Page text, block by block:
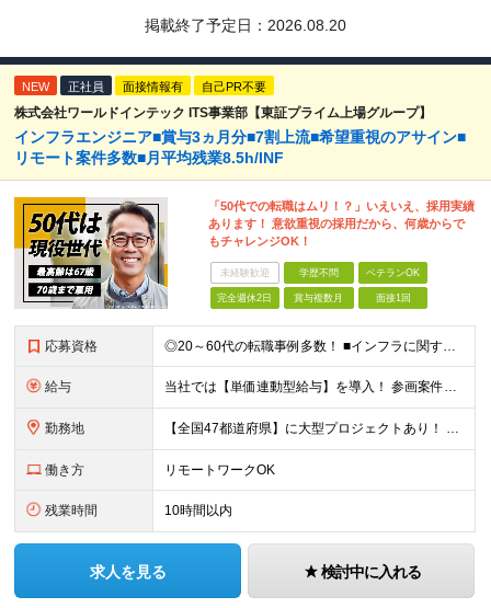
掲載終了予定日： 2026.08.20
NEW 正社員 面接情報有 自己PR不要
株式会社ワールドインテック ITS事業部【東証プライム上場グループ】
インフラエンジニア■賞与3ヵ月分■7割上流■希望重視のアサイン■
リモート案件多数■月平均残業8.5h/INF
「50代での転職はムリ！？」いえいえ、採用実績
あります！ 意欲重視の採用だから、何歳からで
もチャレンジOK！
未経験歓迎 学歴不問 ベテランOK
完全週休2日 賞与複数月 面接1回
応募資格 ◎20～60代の転職事例多数！ ■インフラに関する何らかのご経験 ■学歴不問/転職回数は一切不問！
給与 当社では【単価連動型給与】を導入！ 参画案件の契約単価に連動して給与が決定。 還元率は単価の【70％～80％】と東証プライム上場グループとして高水準です！（社会保険料・教育コスト含む） ■関東：月給
勤務地 【全国47都道府県】に大型プロジェクトあり！ 主要勤務地： 北海道/宮城県/栃木県/埼玉県/千葉県/東京都/神奈川県/愛知県/大阪府/京都府/兵庫県/広島県/福岡県/熊本県 ※勤務エリアは、あなたの
働き方 リモートワークOK
残業時間 10時間以内
求人を見る 検討中に入れる